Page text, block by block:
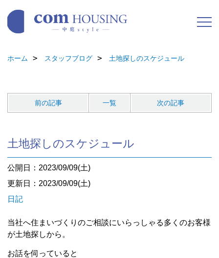
ホーム スタッフブログ 土地探しのスケジュール
前の記事 一覧 次の記事
土地探しのスケジュール
公開日：2023/09/09(土)
更新日：2023/09/09(土)
日記
当社へ住まいづくりのご相談にいらっしゃる多くのお客様
が土地探しから。
お話を伺っていると